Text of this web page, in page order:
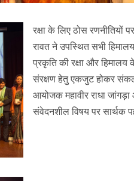
रक्षा के लिए ठोस रणनीतियों
रावत ने उपस्थित सभी
प्रकृति की रक्षा और
संरक्षण हेतु एकजुट होकर
आयोजक महावीर राधा
संवेदनशील विषय पर सार्थक